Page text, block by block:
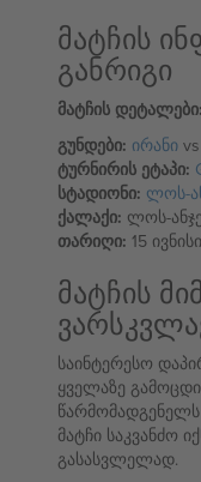
მატჩის
განრიგი
მატჩის დეტალები:
გუნდები: ირანი vs
ტურნირის ეტაპი:
სტადიონი: ლოს-
ქალაქი: ლოს-
თარიღი: 15
მატჩის
საინტერესო
ყველაზე
წარმომადგენელს
მატჩი საკვანძო
გასასვლელად.